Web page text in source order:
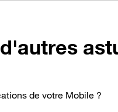
de votre Mobile ?